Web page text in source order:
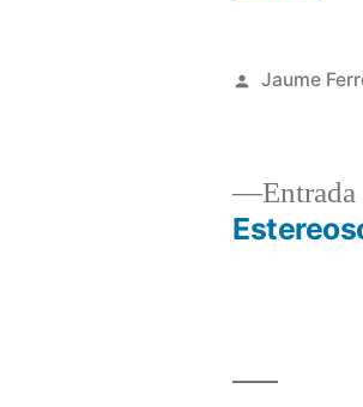
Publicat
Jaume
Navegació